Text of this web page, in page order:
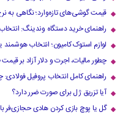
قیمت گوشی‌های تازه‌وارد؛ نگاهی به
راهنمای خرید دستگاه وندینگ:
لوازم استوک کامیون؛ انتخاب هوشمند
چطور مالیات، اجرت و دلار آزاد بر قیمت طلای ۲۴ عیار اثر
راهنمای کامل انتخاب پروفیل
آیا تزریق ژل برای صورت ضرر دارد​؟
گل یا پوچ بازی کردن هادی حجازی‌فر